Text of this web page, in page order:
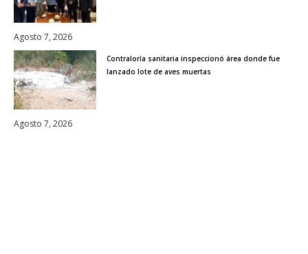
Agosto 7, 2026
Contraloría sanitaria inspeccionó área donde fue
lanzado lote de aves muertas
Agosto 7, 2026